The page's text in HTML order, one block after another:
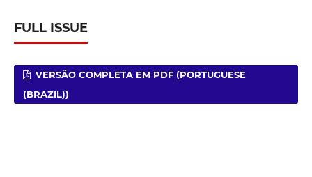
FULL ISSUE
VERSÃO COMPLETA EM PDF (PORTUGUESE
(BRAZIL))